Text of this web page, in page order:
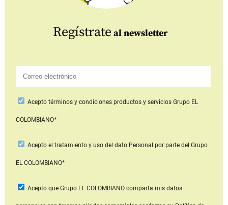
Regístrate al newsletter
Aceptotérminos y condiciones productos y serviciosGrupo EL
COLOMBIANO*
Acepto el tratamiento y uso del dato Personal por parte del Grupo
EL COLOMBIANO*
Acepto que Grupo EL COLOMBIANOcomparta mis datos